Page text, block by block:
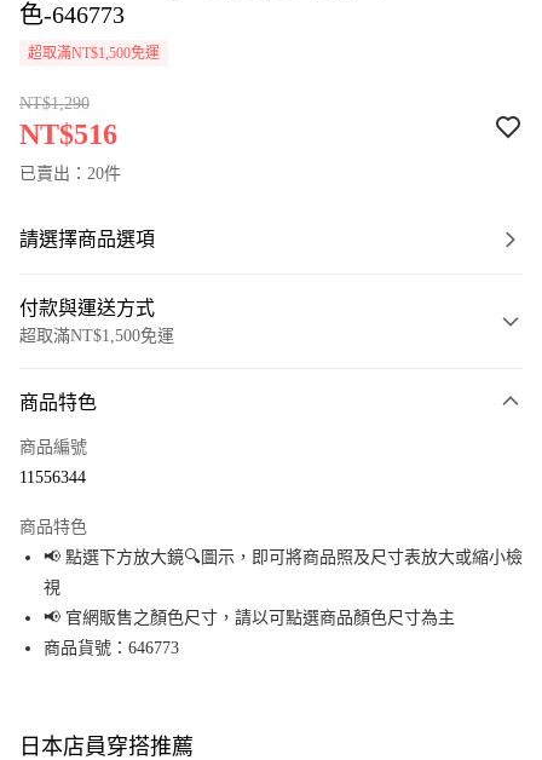
色-646773
超取滿NT$1,500免運
NT$1,290
NT$516
已賣出：20件
請選擇商品選項
付款與運送方式
超取滿NT$1,500免運
信用卡一次付款
Apple Pay
街口支付
悠遊付
全盈+PAY
商品特色
商品編號
11556344
商品特色
📢 點選下方放大鏡🔍圖示，即可將商品照及尺寸表放大或縮小檢
視
📢 官網販售之顏色尺寸，請以可點選商品顏色尺寸為主
商品貨號：646773
日本店員穿搭推薦